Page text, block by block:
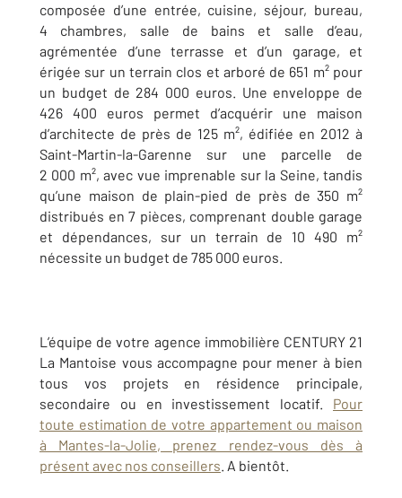
composée d’une entrée, cuisine, séjour, bureau,
4 chambres, salle de bains et salle d’eau,
agrémentée d’une terrasse et d’un garage, et
érigée sur un terrain clos et arboré de 651 m² pour
un budget de 284 000 euros. Une enveloppe de
426 400 euros permet d’acquérir une maison
d’architecte de près de 125 m², édifiée en 2012 à
Saint-Martin-la-Garenne sur une parcelle de
2 000 m², avec vue imprenable sur la Seine, tandis
qu’une maison de plain-pied de près de 350 m²
distribués en 7 pièces, comprenant double garage
et dépendances, sur un terrain de 10 490 m²
nécessite un budget de 785 000 euros.
L’équipe de votre agence immobilière CENTURY 21
La Mantoise vous accompagne pour mener à bien
tous vos projets en résidence principale,
secondaire ou en investissement locatif. Pour
toute estimation de votre appartement ou maison
à Mantes-la-Jolie, prenez rendez-vous dès à
présent avec nos conseillers. A bientôt.